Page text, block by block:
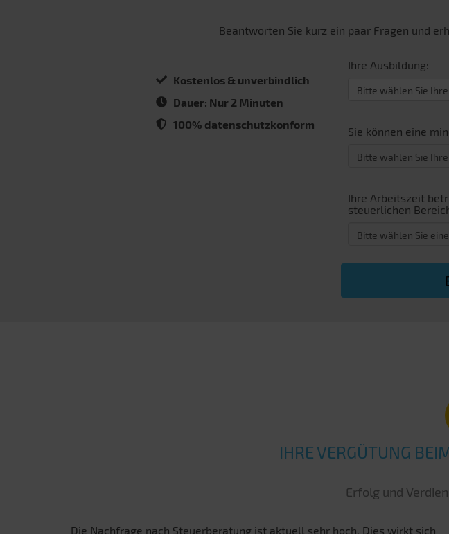
Beantworten Sie kurz ein paar Fragen und
Kostenlos & unverbindlich
Dauer: Nur 2 Minuten
100% datenschutzkonform
Ihre Ausbildung:
Sie können eine
Ihre Arbeitszeit
steuerlichen
IHRE VERGÜTUNG
Erfolg und
Die Nachfrage nach Steuerberatung ist aktuell sehr hoch. Dies wirkt sich